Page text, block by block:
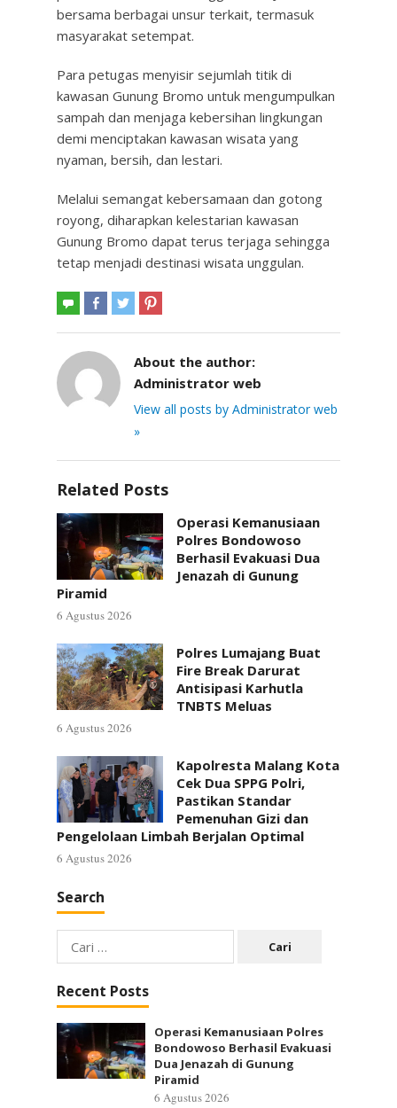
bersama berbagai unsur terkait, termasuk
masyarakat setempat.
Para petugas menyisir sejumlah titik di
kawasan Gunung Bromo untuk mengumpulkan
sampah dan menjaga kebersihan lingkungan
demi menciptakan kawasan wisata yang
nyaman, bersih, dan lestari.
Melalui semangat kebersamaan dan gotong
royong, diharapkan kelestarian kawasan
Gunung Bromo dapat terus terjaga sehingga
tetap menjadi destinasi wisata unggulan.
About the author:
Administrator web
View all posts by Administrator web
»
Related Posts
Operasi Kemanusiaan
Polres Bondowoso
Berhasil Evakuasi Dua
Jenazah di Gunung
Piramid
6 Agustus 2026
Polres Lumajang Buat
Fire Break Darurat
Antisipasi Karhutla
TNBTS Meluas
6 Agustus 2026
Kapolresta Malang Kota
Cek Dua SPPG Polri,
Pastikan Standar
Pemenuhan Gizi dan
Pengelolaan Limbah Berjalan Optimal
6 Agustus 2026
Search
Cari
untuk:
Recent Posts
Operasi Kemanusiaan Polres
Bondowoso Berhasil Evakuasi
Dua Jenazah di Gunung
Piramid
6 Agustus 2026